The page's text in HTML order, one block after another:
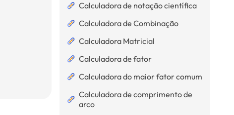
Calculadora de notação científica
Calculadora de Combinação
Calculadora Matricial
Calculadora de fator
Calculadora do maior fator comum
Calculadora de comprimento de
arco